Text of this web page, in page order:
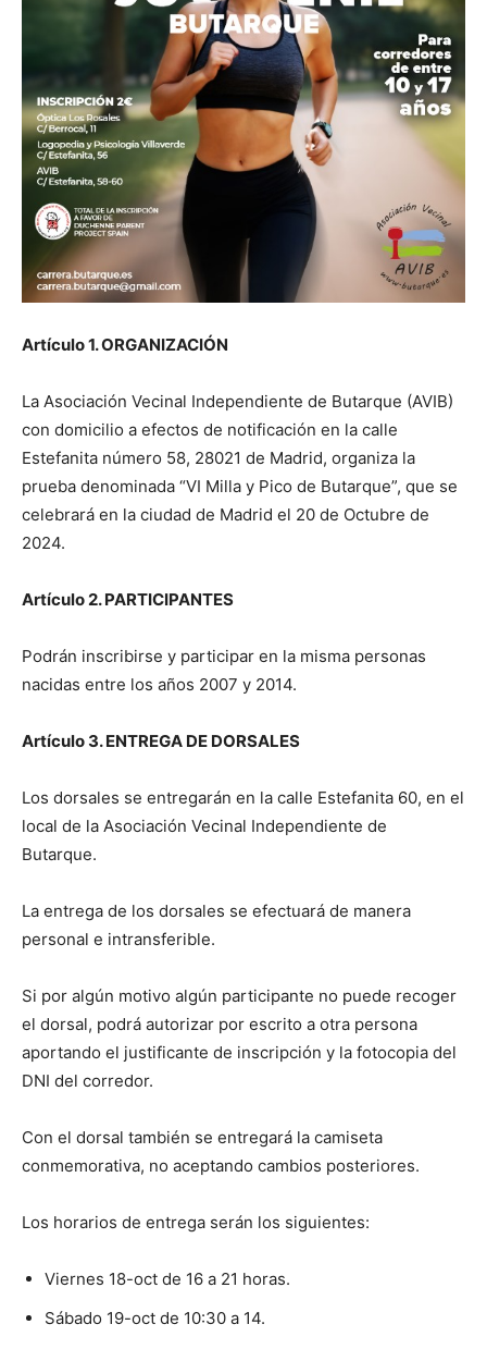
Artículo 1. ORGANIZACIÓN
La Asociación Vecinal Independiente de Butarque (AVIB)
con domicilio a efectos de notificación en la calle
Estefanita número 58, 28021 de Madrid, organiza la
prueba denominada “VI Milla y Pico de Butarque”, que se
celebrará en la ciudad de Madrid el 20 de Octubre de
2024.
Artículo 2. PARTICIPANTES
Podrán inscribirse y participar en la misma personas
nacidas entre los años 2007 y 2014.
Artículo 3. ENTREGA DE DORSALES
Los dorsales se entregarán en la calle Estefanita 60, en el
local de la Asociación Vecinal Independiente de
Butarque.
La entrega de los dorsales se efectuará de manera
personal e intransferible.
Si por algún motivo algún participante no puede recoger
el dorsal, podrá autorizar por escrito a otra persona
aportando el justificante de inscripción y la fotocopia del
DNI del corredor.
Con el dorsal también se entregará la camiseta
conmemorativa, no aceptando cambios posteriores.
Los horarios de entrega serán los siguientes:
Viernes 18-oct de 16 a 21 horas.
Sábado 19-oct de 10:30 a 14.